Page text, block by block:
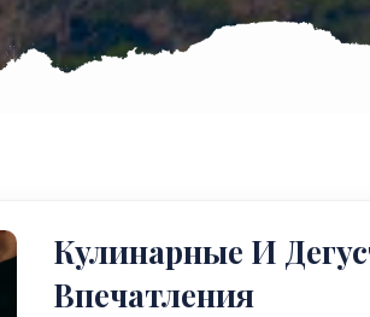
Кулинарные И
Впечатления